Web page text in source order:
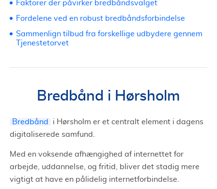
Bredbånd i Hørsholm
Bredbånd
i Hørsholm er et centralt element i dagens
digitaliserede samfund.
Med en voksende afhængighed af internettet for
arbejde, uddannelse, og fritid, bliver det stadig mere
vigtigt at have en pålidelig internetforbindelse.
Faktorer der påvirker bredbåndsvalget
Fordelene ved en robust bredbåndsforbindelse
Sammenlign tilbud fra forskellige udbydere gennem
Tjenestetorvet